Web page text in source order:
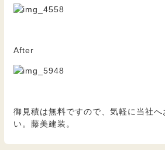
After
御見積は無料ですので、気軽に当社へ
い。藤美建装。